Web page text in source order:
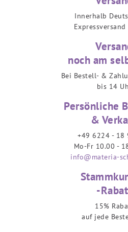
Innerhalb
noch am
Bei Bestell- &
bis 14
Persönliche
&
+49 6224 - 18
Mo-Fr 10.00 -
info@materia-
-
15%
auf jede